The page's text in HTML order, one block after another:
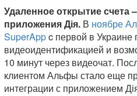
Удаленное открытие
приложения Дія. В ноябре
SuperAppc первой в Украине
видеоидентификацией и
10 минут через видеочат.
клиентом Альфы стало еще
интеграции с приложением